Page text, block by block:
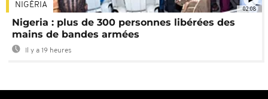
02:08
NIGÉRIA
Nigeria : plus de 300 personnes libérées des
mains de bandes armées
Il y a 19 heures